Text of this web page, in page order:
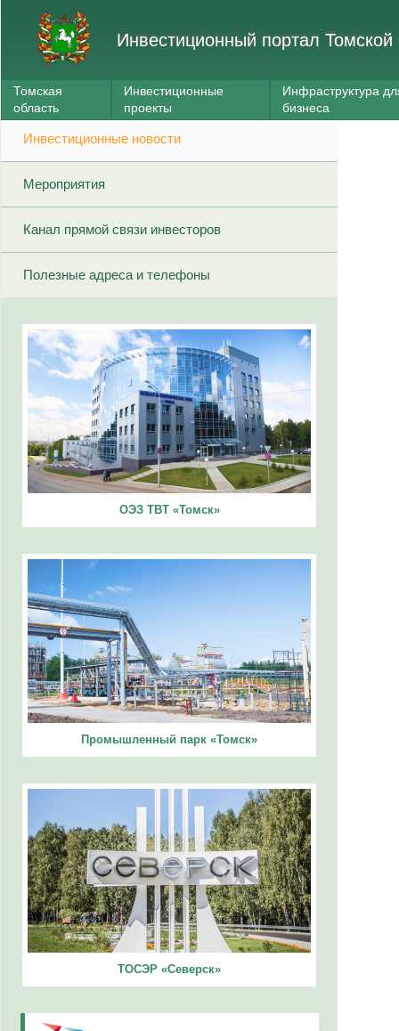
Инвестиционный портал Томской
Томская
область
Инвестиционные
проекты
Инфраструктура
бизнеса
Инвестиционные новости
Мероприятия
Канал прямой связи инвесторов
Полезные адреса и телефоны
ОЭЗ ТВТ «Томск»
Промышленный парк «Томск»
ТОСЭР «Северск»